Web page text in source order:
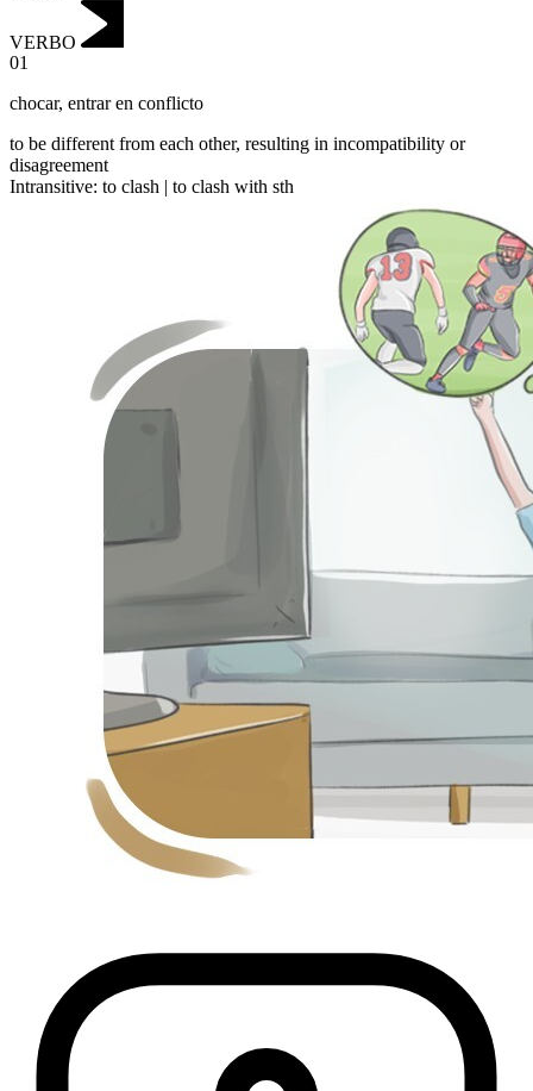
VERBO
01
chocar, entrar en conflicto
to be different from each other, resulting in incompatibility or
disagreement
Intransitive: to clash | to clash with sth